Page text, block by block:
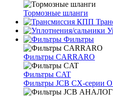
Тормозные шланги
Фильтры
Фильтры CARRARO
Фильтры CAT
Фильтры JCB CX-